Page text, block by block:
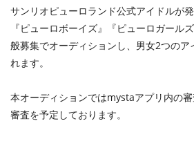
サンリオピューロランド公式アイドルが発
『ピューロボーイズ』『ピューロガール
般募集でオーディションし、男女2つのア
れます。
本オーディションではmystaアプリ内の
審査を予定しております。